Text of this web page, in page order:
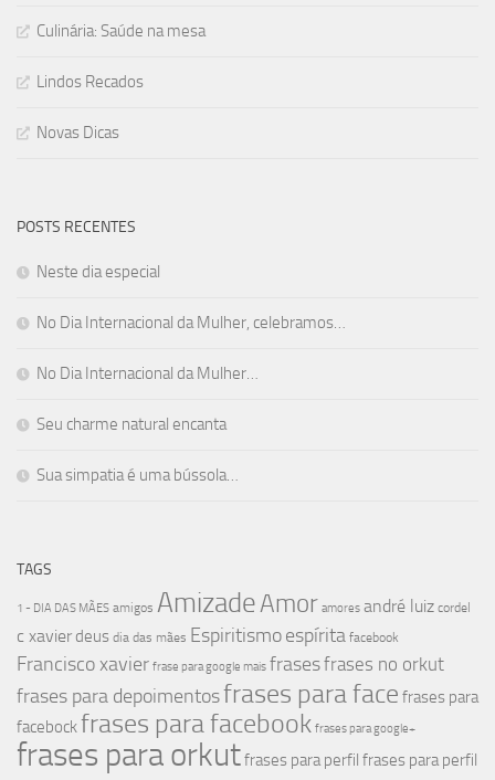
Culinária: Saúde na mesa
Lindos Recados
Novas Dicas
POSTS RECENTES
Neste dia especial
No Dia Internacional da Mulher, celebramos…
No Dia Internacional da Mulher…
Seu charme natural encanta
Sua simpatia é uma bússola…
TAGS
1 - DIA DAS MÃES amigos AmizadeAmor amores andré luiz cordel
c xavier deus dia das mães Espiritismoespírita facebook
Francisco xavier frase para google mais frasesfrases no orkut
frases para depoimentosfrases para face frases para
facebockfrases para facebook frases para google+
frases para orkutfrases para perfil frases para perfil